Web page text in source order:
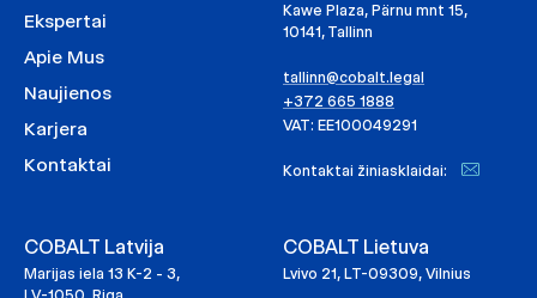
Ekspertai
Apie Mus
Naujienos
Karjera
Kontaktai
Kawe Plaza, Pärnu mnt 15,
10141, Tallinn
tallinn@cobalt.legal
+372 665 1888
VAT: EE100049291
Kontaktai žiniasklaidai:
COBALT Latvija
Marijas iela 13 K-2 - 3,
COBALT Lietuva
Lvivo 21, LT-09309, Vilnius